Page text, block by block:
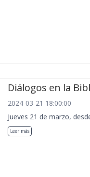
Diálogos en la
2024-03-21 18:00:00
Jueves 21 de marzo,
Leer más